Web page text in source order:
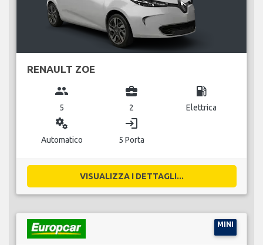
RENAULT ZOE
group
5
business_center
2
local_gas_station
Elettrica
miscellaneous_services
Automatico
login
5 Porta
VISUALIZZA I DETTAGLI...
MINI